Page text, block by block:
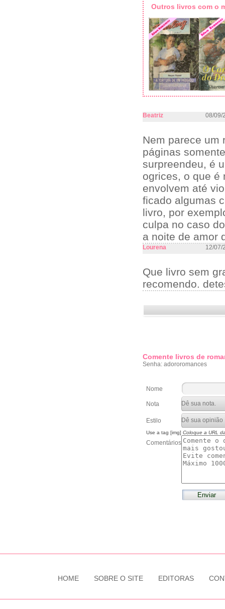
Outros livros com o
Beatriz 08/09/
Nem parece um
páginas
surpreendeu, é
ogrices, o que é
envolvem até
ficado algumas
livro, por
culpa no caso
a noite de amor
Lourena 12/07/
Que livro sem
recomendo.
Comente livros de
Senha: adororomances
Nome
Nota
Estilo
Use a tag [img] Coloque a URL
Comentários
HOME SOBRE O SITE EDITORAS